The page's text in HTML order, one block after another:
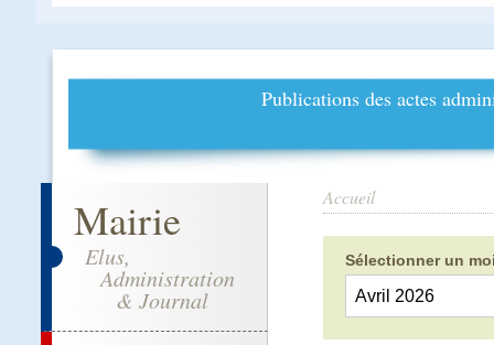
Publications des actes
Mairie
Elus,
Administration
& Journal
Accueil
Sélectionner un